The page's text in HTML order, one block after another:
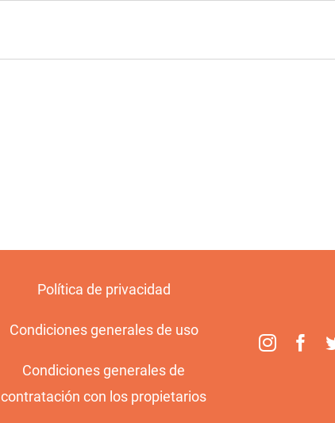
Política de privacidad
Condiciones generales de uso
Condiciones generales de
contratación con los propietarios